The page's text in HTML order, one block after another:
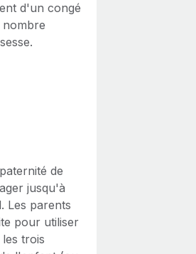
d'un congé
de
jusqu'à
Les parents
pour utiliser
trois